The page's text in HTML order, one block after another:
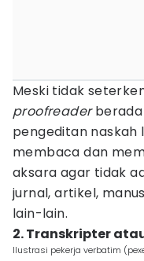
Meski tidak
proofreaderberada
pengeditan naskah
membaca dan
aksara agar tidak
jurnal, artikel,
lain-lain.
2. Transkripter
Ilustrasi pekerja verbatim